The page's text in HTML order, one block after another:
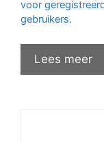
voor
gebruikers.
Lees meer